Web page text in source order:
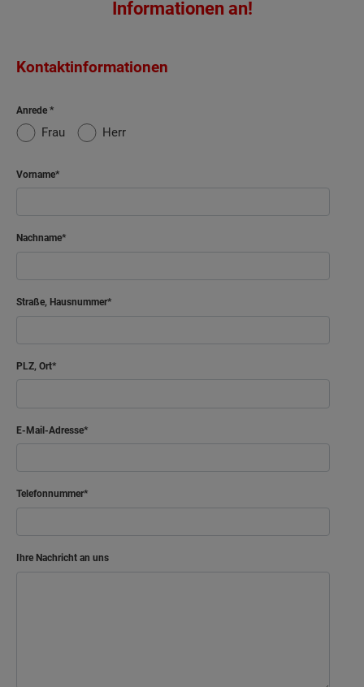
Informationen an!
Kontaktinformationen
Anrede
Frau Herr
Vorname
Nachname
Straße, Hausnummer
PLZ, Ort
E-Mail-Adresse
Telefonnummer
Ihre Nachricht an uns